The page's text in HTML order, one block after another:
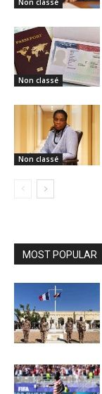
Non classé
Non classé
MOST POPULAR